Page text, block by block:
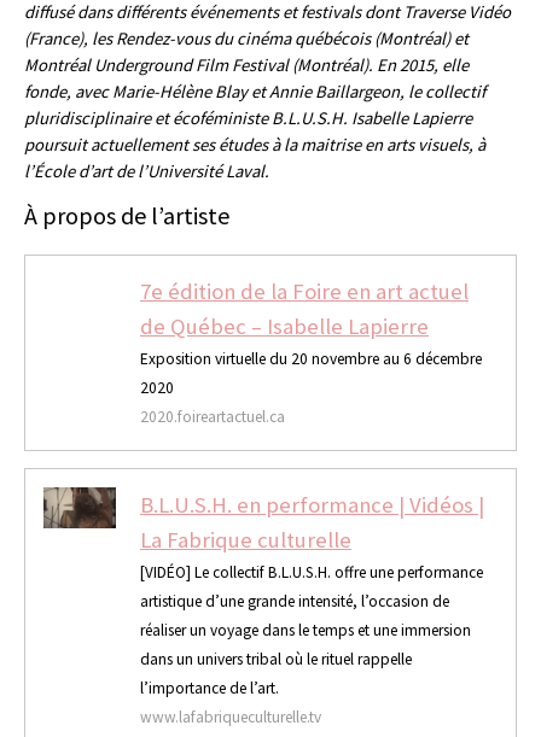
diffusé dans différents événements et festivals dont Traverse Vidéo
(France), les Rendez-vous du cinéma québécois (Montréal) et
Montréal Underground Film Festival (Montréal). En 2015, elle
fonde, avec Marie-Hélène Blay et Annie Baillargeon, le collectif
pluridisciplinaire et écoféministe B.L.U.S.H. Isabelle Lapierre
poursuit actuellement ses études à la maitrise en arts visuels, à
l’École d’art de l’Université Laval.
À propos de l’artiste
7e édition de la Foire en art actuel
de Québec – Isabelle Lapierre
Exposition virtuelle du 20 novembre au 6 décembre
2020
2020.foireartactuel.ca
B.L.U.S.H. en performance | Vidéos |
La Fabrique culturelle
[VIDÉO] Le collectif B.L.U.S.H. offre une performance
artistique d’une grande intensité, l’occasion de
réaliser un voyage dans le temps et une immersion
dans un univers tribal où le rituel rappelle
l’importance de l’art.
www.lafabriqueculturelle.tv